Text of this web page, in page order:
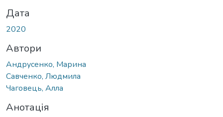
Дата
2020
Автори
Андрусенко, Марина
Савченко, Людмила
Чаговець, Алла
Анотація